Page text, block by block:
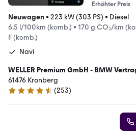
Erhöhter Preis
Neuwagen• 223 kW (303 PS) • Diesel
6,5 l/100km (komb.) • 170 g CO₂/km
F (komb.)
Navi
WELLER Premium GmbH - BMW
MINI Servicebetrieb
61476 Kronberg
4.6 Sterne
(253)